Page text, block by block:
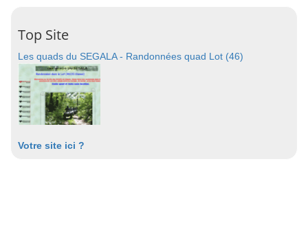
Top Site
Les quads du SEGALA - Randonnées quad Lot (46)
Votre site ici ?